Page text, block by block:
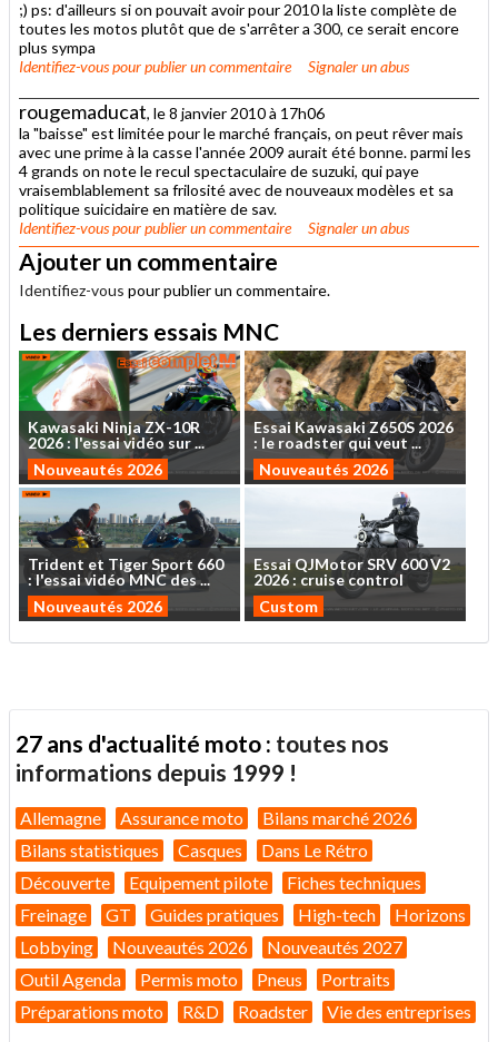
;) ps: d'ailleurs si on pouvait avoir pour 2010 la liste complète de
toutes les motos plutôt que de s'arrêter a 300, ce serait encore
plus sympa
Identifiez-vouspour publier un commentaire Signaler un abus
rougemaducat, le 8 janvier 2010 à 17h06
la "baisse" est limitée pour le marché français, on peut rêver mais
avec une prime à la casse l'année 2009 aurait été bonne. parmi les
4 grands on note le recul spectaculaire de suzuki, qui paye
vraisemblablement sa frilosité avec de nouveaux modèles et sa
politique suicidaire en matière de sav.
Identifiez-vouspour publier un commentaire Signaler un abus
Ajouter un commentaire
Identifiez-vous pour publier un commentaire.
Les derniers essais MNC
Kawasaki NinjaZX-10R
2026: l'essaividéo sur...
Nouveautés 2026
Essai KawasakiZ650S 2026
: le roadsterquiveut ...
Nouveautés 2026
Trident et TigerSport 660
: l'essaividéoMNCdes...
Nouveautés 2026
EssaiQJMotorSRV 600V2
2026 : cruise control
Custom
27 ans d'actualité moto : toutes nos
informations depuis 1999 !
Allemagne Assurance moto
Bilans marché 2026
Bilans statistiques
Casques
Dans Le Rétro
Découverte
Equipement pilote
Fiches techniques
Freinage
GT Guides pratiques High-tech
Horizons
Lobbying
Nouveautés 2026
Nouveautés 2027
Outil Agenda
Permis moto Pneus
Portraits
Préparations moto
R&D Roadster Vie des entreprises